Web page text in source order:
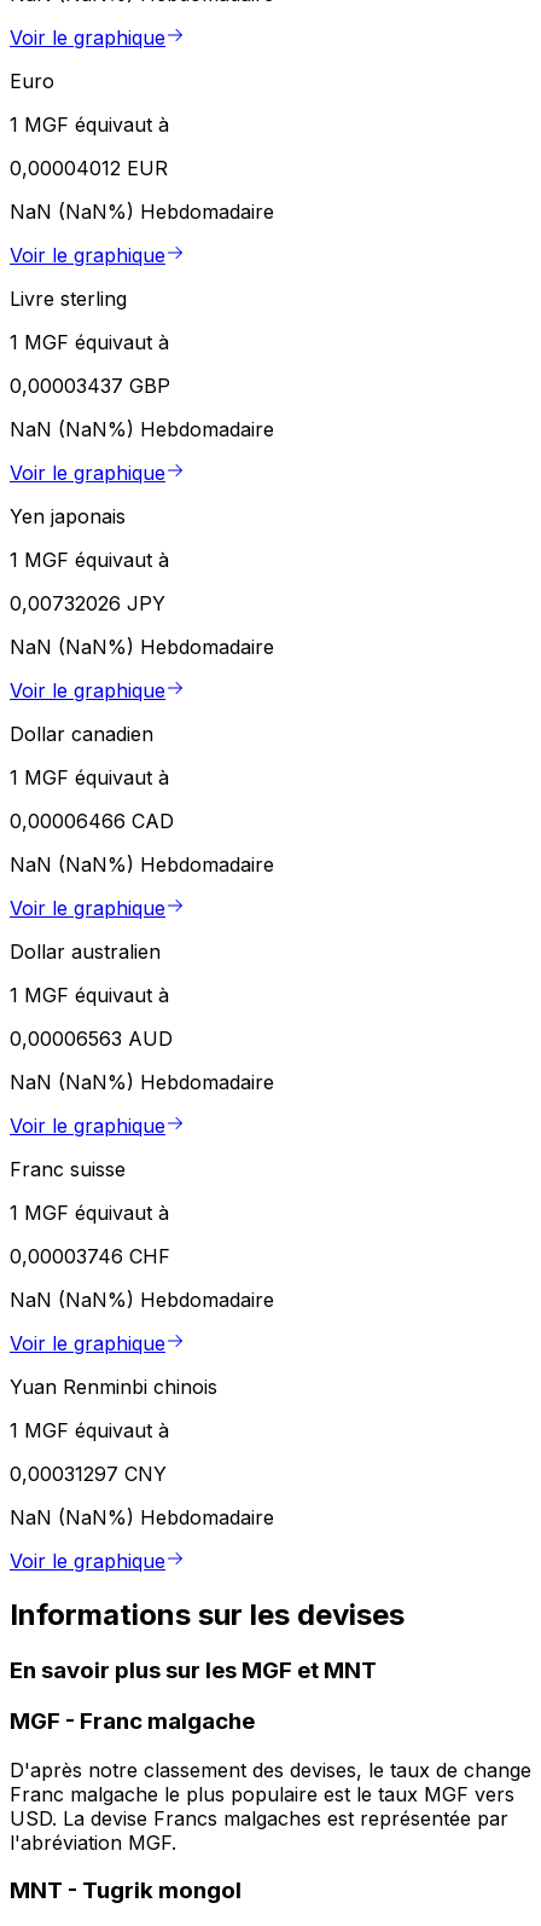
Voir le graphique
Euro
1 MGF équivaut à
0,00004012 EUR
NaN (NaN%) Hebdomadaire
Voir le graphique
Livre sterling
1 MGF équivaut à
0,00003437 GBP
NaN (NaN%) Hebdomadaire
Voir le graphique
Yen japonais
1 MGF équivaut à
0,00732026 JPY
NaN (NaN%) Hebdomadaire
Voir le graphique
Dollar canadien
1 MGF équivaut à
0,00006466 CAD
NaN (NaN%) Hebdomadaire
Voir le graphique
Dollar australien
1 MGF équivaut à
0,00006563 AUD
NaN (NaN%) Hebdomadaire
Voir le graphique
Franc suisse
1 MGF équivaut à
0,00003746 CHF
NaN (NaN%) Hebdomadaire
Voir le graphique
Yuan Renminbi chinois
1 MGF équivaut à
0,00031297 CNY
NaN (NaN%) Hebdomadaire
Voir le graphique
Informations sur les devises
En savoir plus sur les MGF et MNT
MGF - Franc malgache
D'après notre classement des devises, le taux de change
Franc malgache le plus populaire est le taux MGF vers
USD. La devise Francs malgaches est représentée par
l'abréviation MGF.
MNT - Tugrik mongol